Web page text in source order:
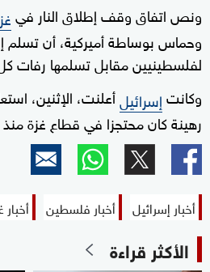
ونص اتفاق وقف إطلاق النار في
لفلسطينيين مقابل تسلمها رفات
وكانتإسرائيلأعلنت، الإثنين،
رهينة كان محتجزا في قطاع غزة منذ
أخبار إسرائيل أخبار فلسطين أخبار
الأكثر قراءة